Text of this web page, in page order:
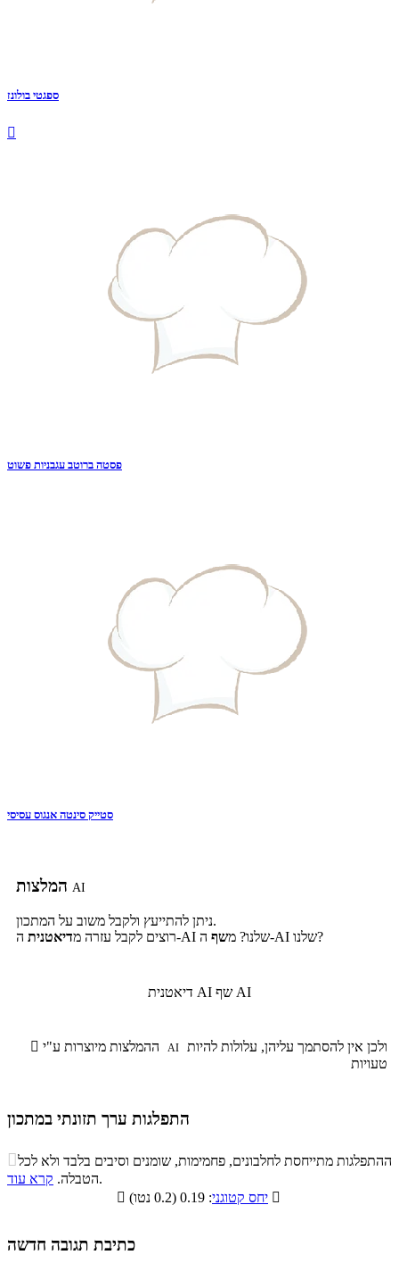
ספגטי בולונז

פסטה ברוטב עגבניות פשוט
סטייק סינטה אנגוס עסיסי
AI
ניתן להתייעץ ולקבל משוב על המתכון.
רוצים לקבל עזרה מדיאטנית ה-AI שלנו? משף ה-AI שלנו?
דיאטנית AI שף AI
 AI
טעויות
התפלגות ערך תזונתי במתכון
התפלגות ערך תזונתי במתכון
סיבים
תזונתיים
שומנים חלבונים
37.1% 43.5%
ההתפלגות מתייחסת לחלבונים, פחמימות, שומנים וסיבים בלבד ולא לכל
הטבלה. קרא עוד
.

יחס קטוגני 
כתיבת תגובה חדשה